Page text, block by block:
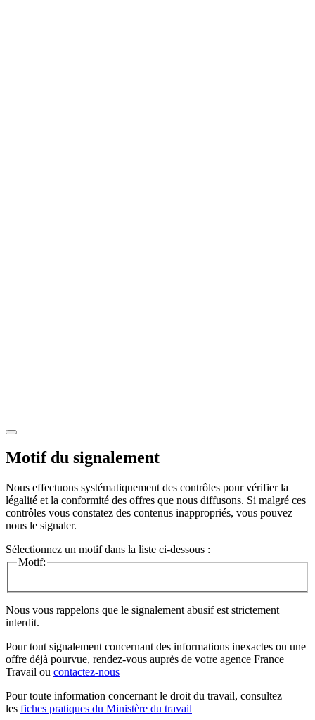
Motif du signalement
Nous effectuons systématiquement des contrôles pour vérifier la
légalité et la conformité des offres que nous diffusons. Si malgré ces
contrôles vous constatez des contenus inappropriés, vous pouvez
nous le signaler.
Sélectionnez un motif dans la liste ci-dessous :
Motif:
Nous vous rappelons que le signalement abusif est strictement
interdit.
Pour tout signalement concernant des informations inexactes ou une
offre déjà pourvue, rendez-vous auprès de votre agence France
Travail ou contactez-nous
Pour toute information concernant le droit du travail, consultez
les fiches pratiques du Ministère du travail